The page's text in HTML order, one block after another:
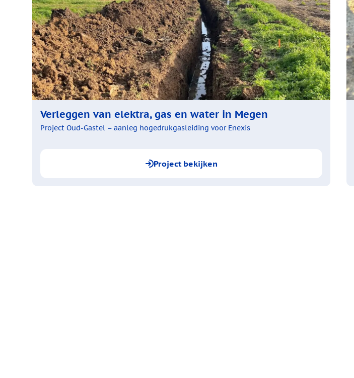
Verleggen van elektra, gas en water in Megen
Project Oud-Gastel – aanleg hogedrukgasleiding voor Enexis
Project bekijken